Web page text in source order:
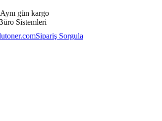
gün kargo
Sistemleri
Sipariş Sorgula